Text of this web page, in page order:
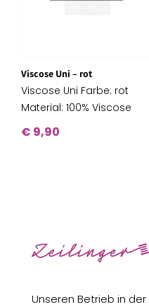
Viscose Uni – rot
Viscose Uni Farbe: rot
Material: 100% Viscose
€ 9,90
Unseren Betrieb in der